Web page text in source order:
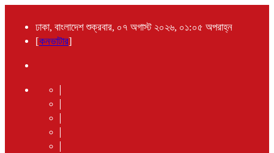
ঢাকা, বাংলাদেশ শুক্রবার, ০৭ অগাস্ট ২০২৬, ০১:০৫ অপরাহ্ন
[কনভাটার]